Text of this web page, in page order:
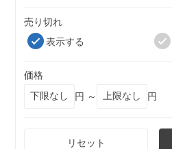
売り切れ
表示する
価格
円 ～
円
リセット